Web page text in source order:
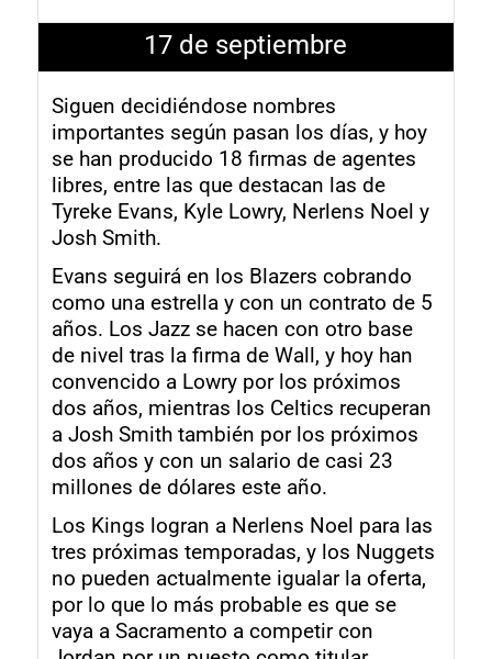
17 de septiembre
Siguen decidiéndose nombres
importantes según pasan los días, y hoy
se han producido 18 firmas de agentes
libres, entre las que destacan las de
Tyreke Evans, Kyle Lowry, Nerlens Noel y
Josh Smith.
Evans seguirá en los Blazers cobrando
como una estrella y con un contrato de 5
años. Los Jazz se hacen con otro base
de nivel tras la firma de Wall, y hoy han
convencido a Lowry por los próximos
dos años, mientras los Celtics recuperan
a Josh Smith también por los próximos
dos años y con un salario de casi 23
millones de dólares este año.
Los Kings logran a Nerlens Noel para las
tres próximas temporadas, y los Nuggets
no pueden actualmente igualar la oferta,
por lo que lo más probable es que se
vaya a Sacramento a competir con